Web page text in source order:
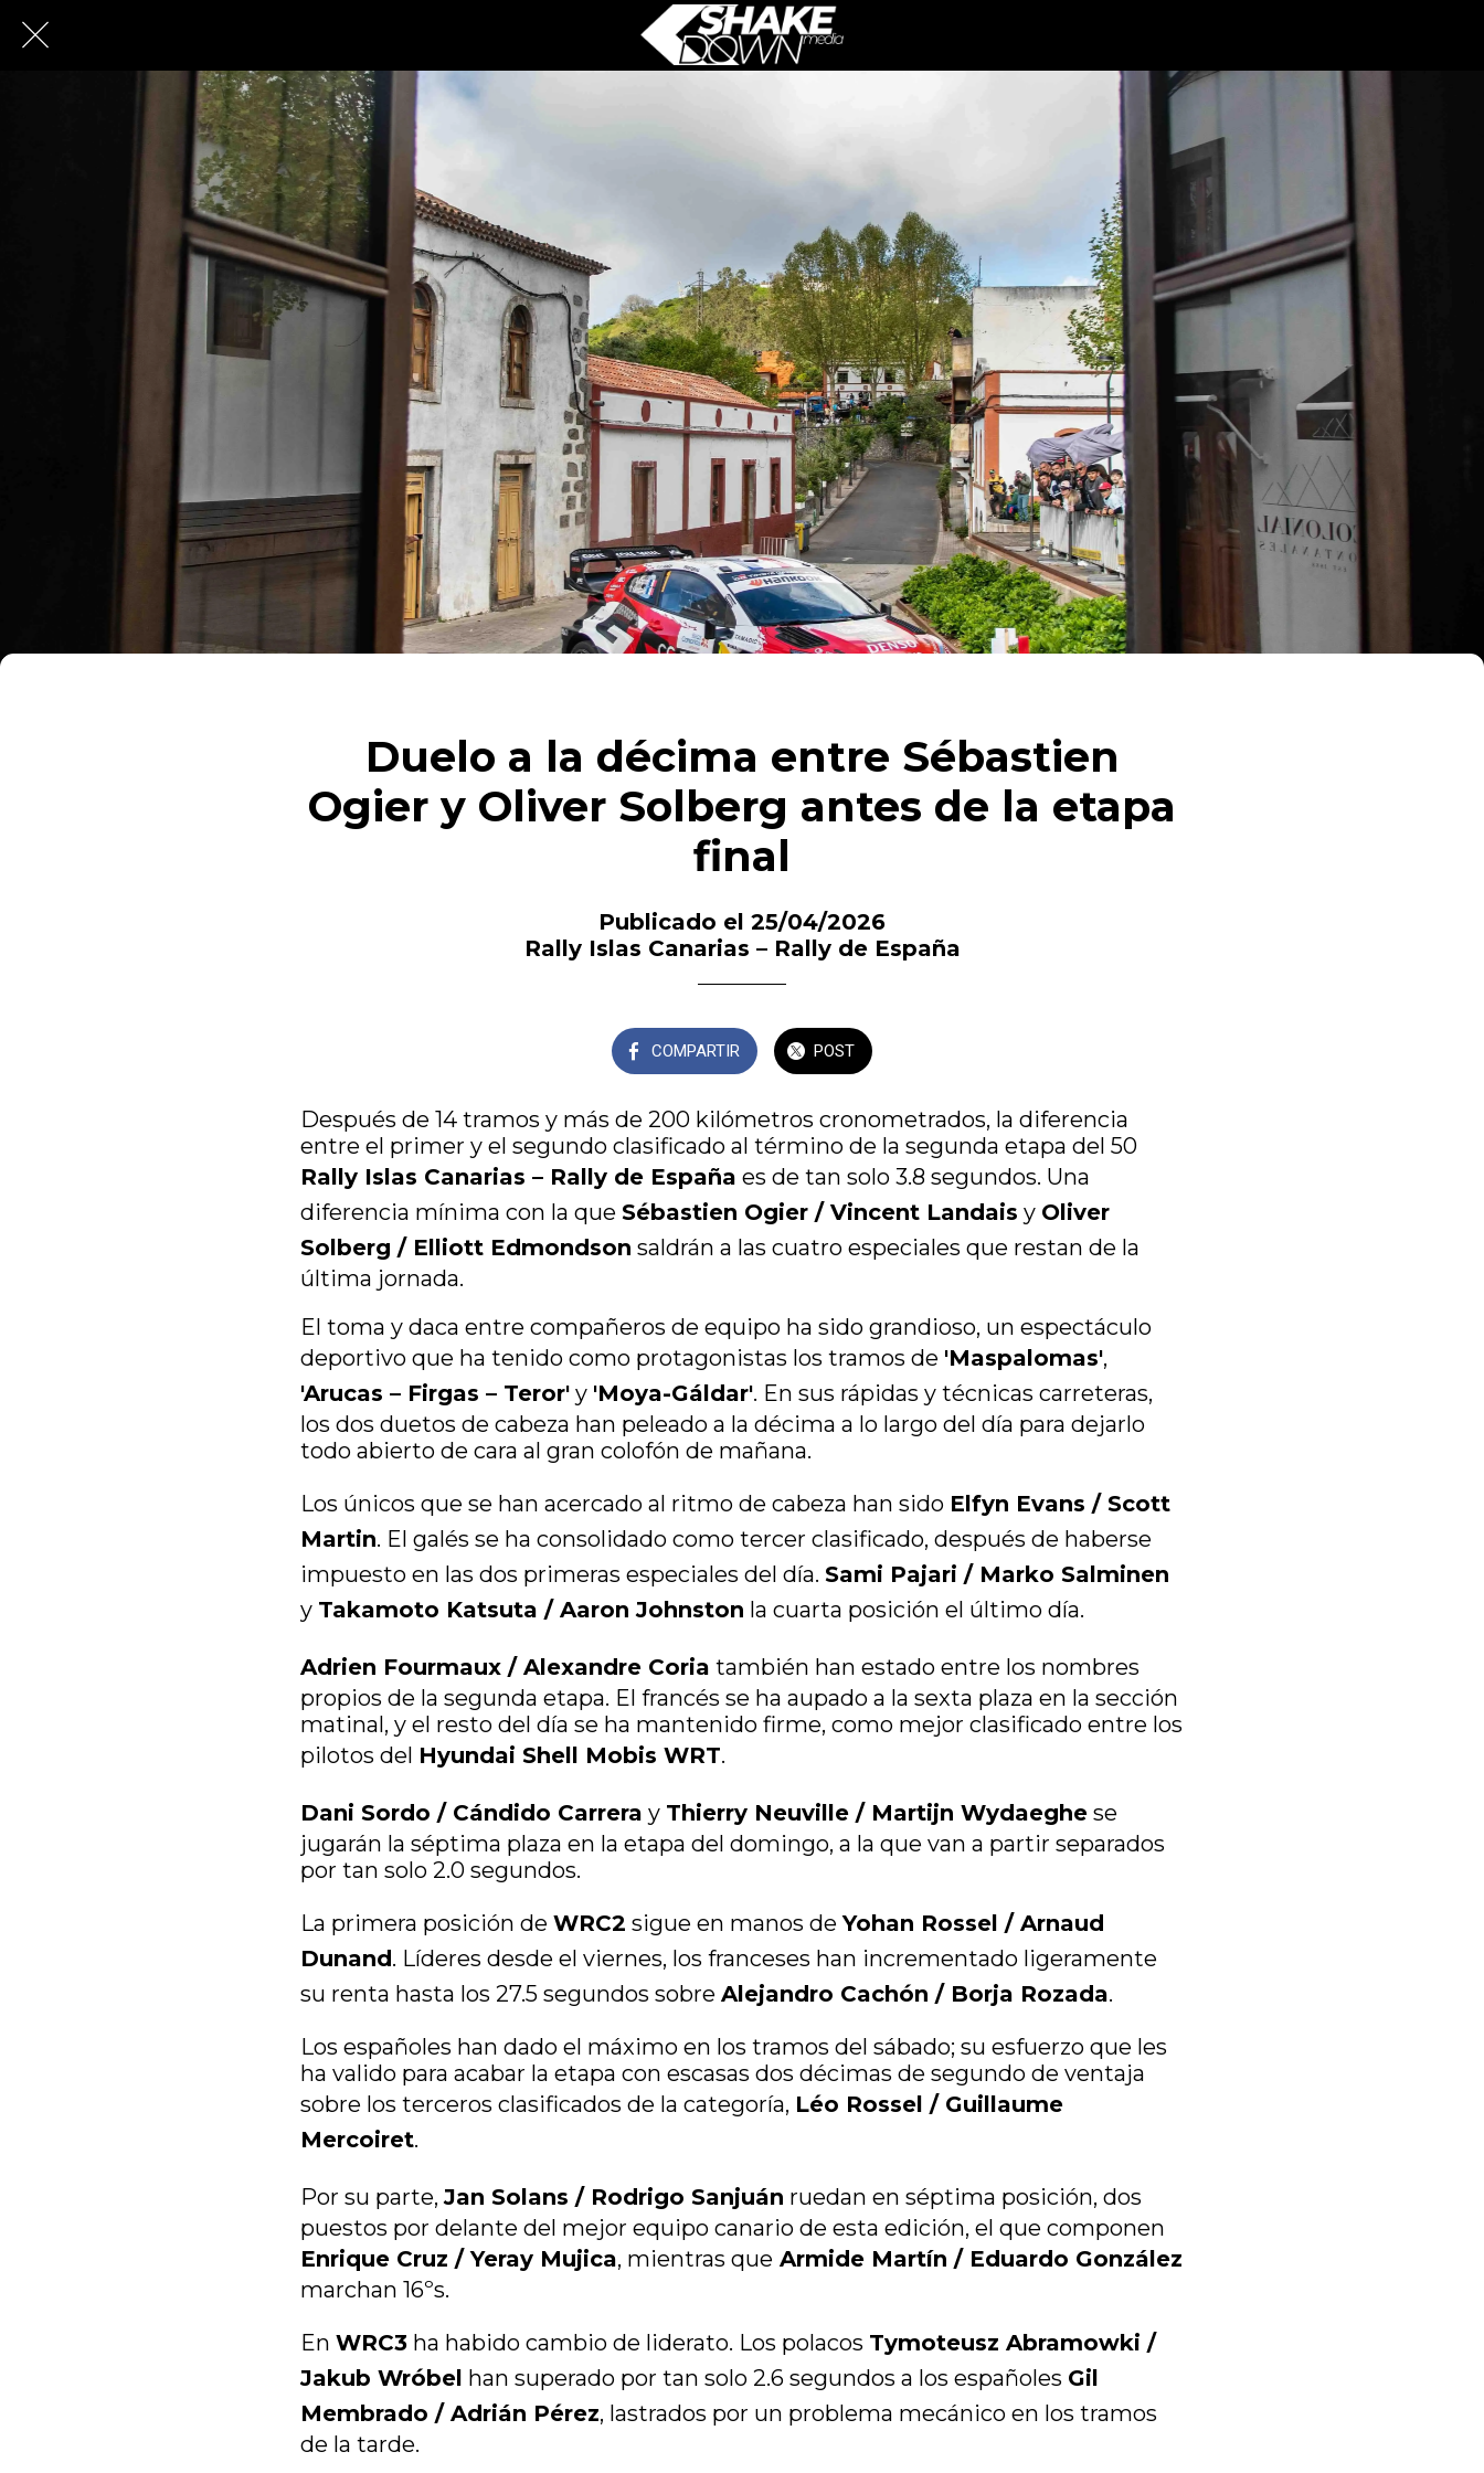
Duelo a la décima entre Sébastien
Ogier y Oliver Solberg antes de la etapa
final
Publicado el 25/04/2026
Rally Islas Canarias – Rally de España
COMPARTIR POST
Después de 14 tramos y más de 200 kilómetros cronometrados, la diferencia
entre el primer y el segundo clasificado al término de la segunda etapa del 50
Rally Islas Canarias – Rally de España es de tan solo 3.8 segundos. Una
diferencia mínima con la que Sébastien Ogier / Vincent Landais y Oliver
Solberg / Elliott Edmondson saldrán a las cuatro especiales que restan de la
última jornada.
El toma y daca entre compañeros de equipo ha sido grandioso, un espectáculo
deportivo que ha tenido como protagonistas los tramos de 'Maspalomas',
'Arucas – Firgas – Teror' y 'Moya-Gáldar'. En sus rápidas y técnicas carreteras,
los dos duetos de cabeza han peleado a la décima a lo largo del día para dejarlo
todo abierto de cara al gran colofón de mañana.
Los únicos que se han acercado al ritmo de cabeza han sido Elfyn Evans / Scott
Martin. El galés se ha consolidado como tercer clasificado, después de haberse
impuesto en las dos primeras especiales del día. Sami Pajari / Marko Salminen
y Takamoto Katsuta / Aaron Johnston la cuarta posición el último día.
Adrien Fourmaux / Alexandre Coria también han estado entre los nombres
propios de la segunda etapa. El francés se ha aupado a la sexta plaza en la sección
matinal, y el resto del día se ha mantenido firme, como mejor clasificado entre los
pilotos del Hyundai Shell Mobis WRT.
Dani Sordo / Cándido Carrera y Thierry Neuville / Martijn Wydaeghe se
jugarán la séptima plaza en la etapa del domingo, a la que van a partir separados
por tan solo 2.0 segundos.
La primera posición de WRC2 sigue en manos deYohan Rossel / Arnaud
Dunand. Líderes desde el viernes, los franceses han incrementado ligeramente
su renta hasta los 27.5 segundos sobre Alejandro Cachón / Borja Rozada.
Los españoles han dado el máximo en los tramos del sábado; su esfuerzo que les
ha valido para acabar la etapa con escasas dos décimas de segundo de ventaja
sobre los terceros clasificados de la categoría, Léo Rossel / Guillaume
Mercoiret.
Por su parte,Jan Solans / Rodrigo Sanjuán ruedan en séptima posición, dos
puestos por delante del mejor equipo canario de esta edición, el que componen
Enrique Cruz / Yeray Mujica, mientras que Armide Martín / Eduardo González
marchan 16ºs.
En WRC3 ha habido cambio de liderato. Los polacos Tymoteusz Abramowki /
Jakub Wróbel han superado por tan solo 2.6 segundos a los españoles Gil
Membrado / Adrián Pérez, lastrados por un problema mecánico en los tramos
de la tarde.